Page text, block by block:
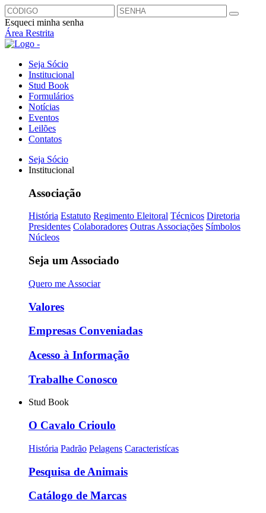
Esqueci minha senha
Área Restrita
Seja Sócio
Institucional
Stud Book
Formulários
Notícias
Eventos
Leilões
Contatos
Seja Sócio
Institucional
Associação
História Estatuto Regimento Eleitoral Técnicos Diretoria
Presidentes Colaboradores Outras Associações Símbolos
Núcleos
Seja um Associado
Quero me Associar
Valores
Empresas Conveniadas
Acesso à Informação
Trabalhe Conosco
Stud Book
O Cavalo Crioulo
História Padrão Pelagens Caracteristícas
Pesquisa de Animais
Catálogo de Marcas